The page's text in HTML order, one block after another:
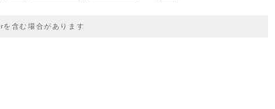
を含む場合があります